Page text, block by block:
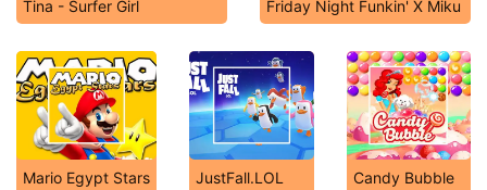
Tina - Surfer Girl Friday Night Funkin' X Miku
Mario Egypt Stars JustFall.LOL Candy Bubble